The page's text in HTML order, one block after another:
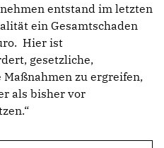
entstand im letzten
ein Gesamtschaden
Hier ist
gesetzliche,
zu ergreifen,
als bisher vor